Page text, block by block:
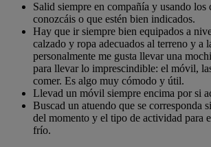
Salid siempre en compañía y usando los
conozcáis o que estén bien indicados.
Hay que ir siempre bien equipados a
calzado y ropa adecuados al terreno y a
personalmente me gusta llevar una
para llevar lo imprescindible: el móvil,
comer. Es algo muy cómodo y útil.
Llevad un móvil siempre encima por si
Buscad un atuendo que se corresponda
del momento y el tipo de actividad para
frío.